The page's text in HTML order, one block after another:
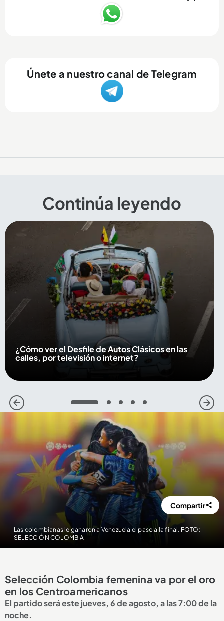
Únete a nuestro canal de Telegram
Continúa leyendo
¿Cómo ver el Desfile de Autos Clásicos en las
calles, por televisión o internet?
1 2 3 4 5
Las colombianas le ganaron a Venezuela el paso a la final. FOTO:
SELECCIÓN COLOMBIA
Compartir
Selección Colombia femenina va por el oro
en los Centroamericanos
El partido será este jueves, 6 de agosto, a las 7:00 de la
noche.